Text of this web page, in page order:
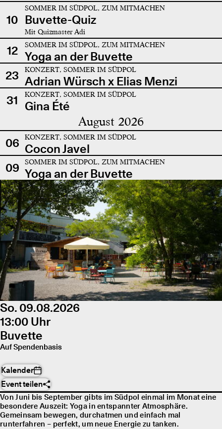
10
SOMMER IM SÜDPOL, ZUM MITMACHEN
Buvette-Quiz
Mit Quizmaster Adi
12 SOMMER IM SÜDPOL, ZUM MITMACHEN
Yoga an der Buvette
23
KONZERT, SOMMER IM SÜDPOL
Adrian Würsch x Elias Menzi
31
KONZERT, SOMMER IM SÜDPOL
Gina Été
August 2026
06 KONZERT, SOMMER IM SÜDPOL
Cocon Javel
09
SOMMER IM SÜDPOL, ZUM MITMACHEN
Yoga an der Buvette
So. 09.08.2026
13:00 Uhr
Buvette
Auf Spendenbasis
Kalender
Event teilen
Von Juni bis September gibts im Südpol einmal im Monat eine
besondere Auszeit: Yoga in entspannter Atmosphäre.
Gemeinsam bewegen, durchatmen und einfach mal
runterfahren – perfekt, um neue Energie zu tanken.